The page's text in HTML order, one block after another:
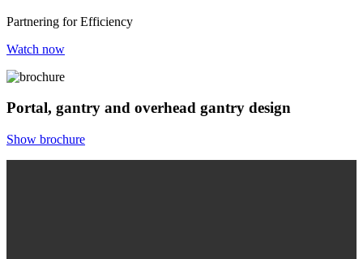
Partnering for Efficiency
Watch now
Portal, gantry and overhead gantry design
Show brochure